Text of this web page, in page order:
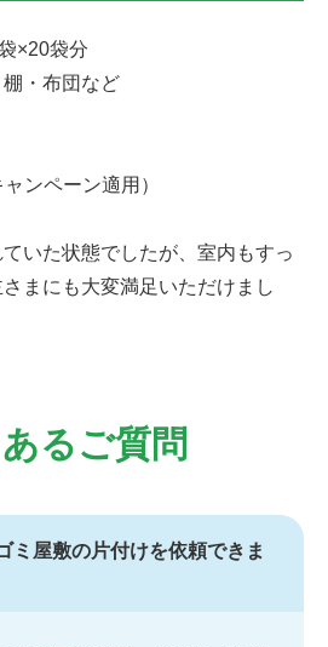
×20袋分
棚・布団など
ンペーン適用）
ていた状態でしたが、室内もすっ
まにも大変満足いただけまし
るご質問
ミ屋敷の片付けを依頼できま